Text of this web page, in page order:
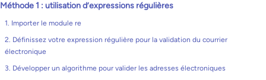
Méthode 1 : utilisation d’expressions régulières
1. Importer le module re
2. Définissez votre expression régulière pour la validation du courrier
électronique
3. Développer un algorithme pour valider les adresses électroniques